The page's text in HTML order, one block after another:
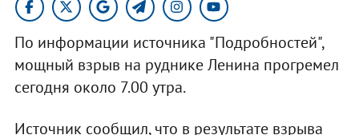
По информации источника "Подробностей",
мощный взрыв на руднике Ленина прогремел
сегодня около 7.00 утра.
Источник сообщил, что в результате взрыва